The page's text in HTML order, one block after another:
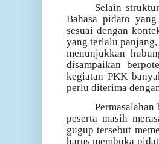
Selain
Bahasa pidato
sesuai dengan
yang terlalu
menunjukkan
disampaikan
kegiatan PKK
perlu diterima
peserta masih
gugup tersebut
harus membuka